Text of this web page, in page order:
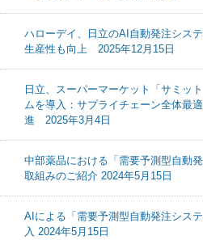
ハローデイ、日立のAI自動発注シス
生産性も向上 2025年12月15日
日立、スーパーマーケット「サミッ
ムを導入：サプライチェーン全体最
進 2025年3月4日
中部薬品における「需要予測型自動
取組みのご紹介 2024年5月15日
AIによる「需要予測型自動発注シス
入 2024年5月15日